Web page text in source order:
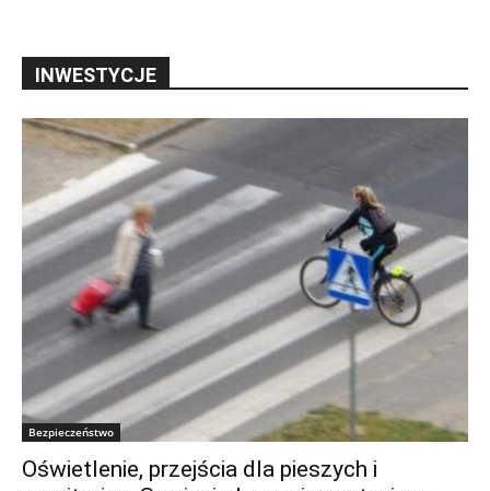
INWESTYCJE
Bezpieczeństwo
Oświetlenie, przejścia dla pieszych i